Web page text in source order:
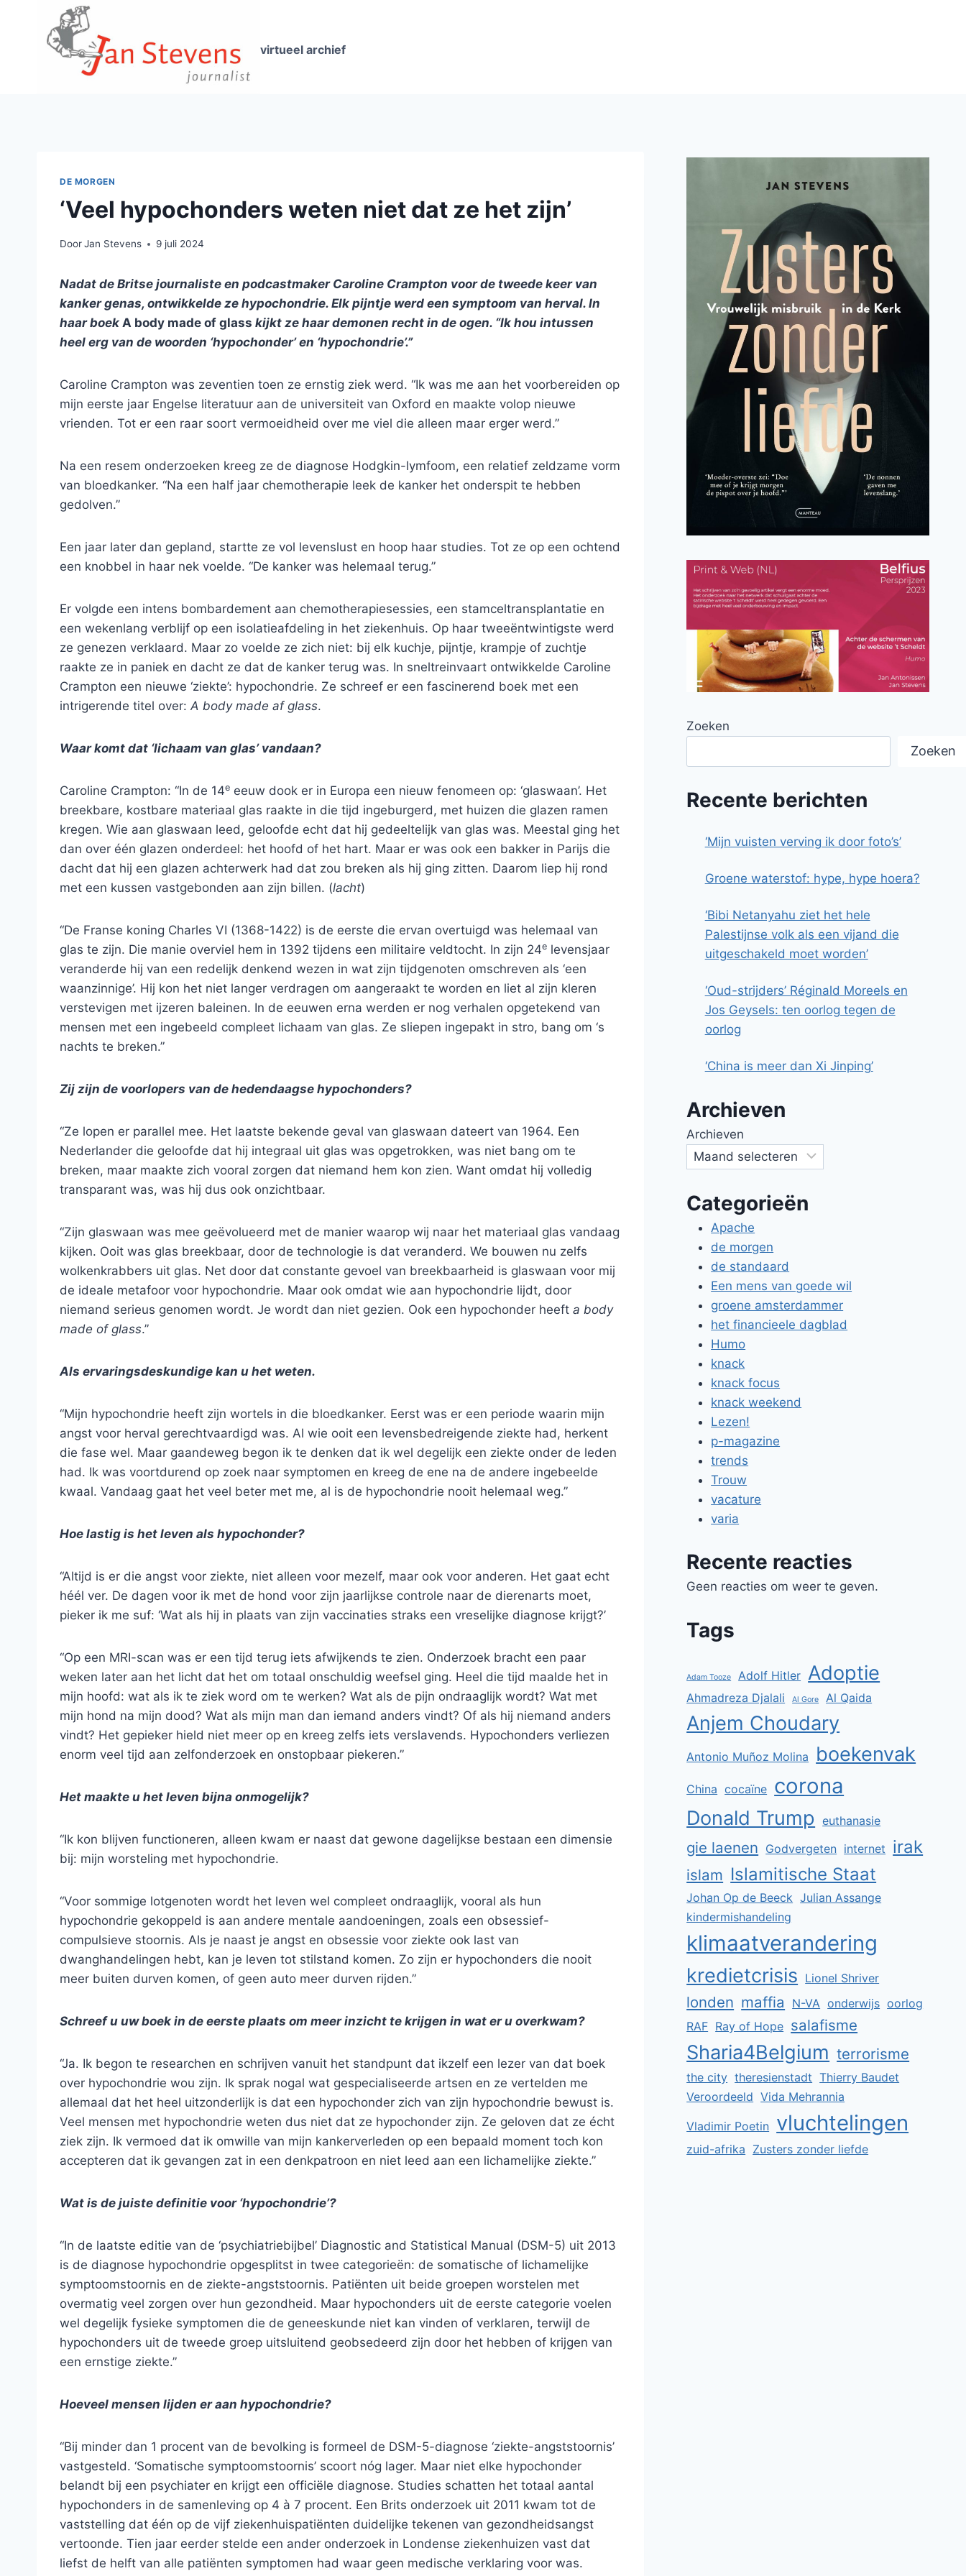
virtueel archief
DE MORGEN
‘Veel hypochonders weten niet dat ze het zijn’
DoorJan Stevens 9 juli 2024
Nadat de Britse journaliste en podcastmaker Caroline Crampton voor de tweede keer van
kanker genas, ontwikkelde ze hypochondrie. Elk pijntje werd een symptoom van herval. In
haar boek A body made of glass kijkt ze haar demonen recht in de ogen. “Ik hou intussen
heel erg van de woorden ‘hypochonder’ en ‘hypochondrie’.”
Caroline Crampton was zeventien toen ze ernstig ziek werd. “Ik was me aan het voorbereiden op
mijn eerste jaar Engelse literatuur aan de universiteit van Oxford en maakte volop nieuwe
vrienden. Tot er een raar soort vermoeidheid over me viel die alleen maar erger werd.”
Na een resem onderzoeken kreeg ze de diagnose Hodgkin-lymfoom, een relatief zeldzame vorm
van bloedkanker. “Na een half jaar chemotherapie leek de kanker het onderspit te hebben
gedolven.”
Een jaar later dan gepland, startte ze vol levenslust en hoop haar studies. Tot ze op een ochtend
een knobbel in haar nek voelde. “De kanker was helemaal terug.”
Er volgde een intens bombardement aan chemotherapiesessies, een stamceltransplantatie en
een wekenlang verblijf op een isolatieafdeling in het ziekenhuis. Op haar tweeëntwintigste werd
ze genezen verklaard. Maar zo voelde ze zich niet: bij elk kuchje, pijntje, krampje of zuchtje
raakte ze in paniek en dacht ze dat de kanker terug was. In sneltreinvaart ontwikkelde Caroline
Crampton een nieuwe ‘ziekte’: hypochondrie. Ze schreef er een fascinerend boek met een
intrigerende titel over: A body made af glass.
Waar komt dat ‘lichaam van glas’ vandaan?
Caroline Crampton: “In de 14e eeuw dook er in Europa een nieuw fenomeen op: ‘glaswaan’. Het
breekbare, kostbare materiaal glas raakte in die tijd ingeburgerd, met huizen die glazen ramen
kregen. Wie aan glaswaan leed, geloofde echt dat hij gedeeltelijk van glas was. Meestal ging het
dan over één glazen onderdeel: het hoofd of het hart. Maar er was ook een bakker in Parijs die
dacht dat hij een glazen achterwerk had dat zou breken als hij ging zitten. Daarom liep hij rond
met een kussen vastgebonden aan zijn billen. (lacht)
“De Franse koning Charles VI (1368-1422) is de eerste die ervan overtuigd was helemaal van
glas te zijn. Die manie overviel hem in 1392 tijdens een militaire veldtocht. In zijn 24e levensjaar
veranderde hij van een redelijk denkend wezen in wat zijn tijdgenoten omschreven als ‘een
waanzinnige’. Hij kon het niet langer verdragen om aangeraakt te worden en liet al zijn kleren
verstevigen met ijzeren baleinen. In de eeuwen erna werden er nog verhalen opgetekend van
mensen met een ingebeeld compleet lichaam van glas. Ze sliepen ingepakt in stro, bang om ‘s
nachts te breken.”
Zij zijn de voorlopers van de hedendaagse hypochonders?
“Ze lopen er parallel mee. Het laatste bekende geval van glaswaan dateert van 1964. Een
Nederlander die geloofde dat hij integraal uit glas was opgetrokken, was niet bang om te
breken, maar maakte zich vooral zorgen dat niemand hem kon zien. Want omdat hij volledig
transparant was, was hij dus ook onzichtbaar.
“Zijn glaswaan was mee geëvolueerd met de manier waarop wij naar het materiaal glas vandaag
kijken. Ooit was glas breekbaar, door de technologie is dat veranderd. We bouwen nu zelfs
wolkenkrabbers uit glas. Net door dat constante gevoel van breekbaarheid is glaswaan voor mij
de ideale metafoor voor hypochondrie. Maar ook omdat wie aan hypochondrie lijdt, door
niemand serieus genomen wordt. Je wordt dan niet gezien. Ook een hypochonder heeft a body
made of glass.”
Als ervaringsdeskundige kan u het weten.
“Mijn hypochondrie heeft zijn wortels in die bloedkanker. Eerst was er een periode waarin mijn
angst voor herval gerechtvaardigd was. Al wie ooit een levensbedreigende ziekte had, herkent
die fase wel. Maar gaandeweg begon ik te denken dat ik wel degelijk een ziekte onder de leden
had. Ik was voortdurend op zoek naar symptomen en kreeg de ene na de andere ingebeelde
kwaal. Vandaag gaat het veel beter met me, al is de hypochondrie nooit helemaal weg.”
Hoe lastig is het leven als hypochonder?
“Altijd is er die angst voor ziekte, niet alleen voor mezelf, maar ook voor anderen. Het gaat echt
héél ver. De dagen voor ik met de hond voor zijn jaarlijkse controle naar de dierenarts moet,
pieker ik me suf: ‘Wat als hij in plaats van zijn vaccinaties straks een vreselijke diagnose krijgt?’
“Op een MRI-scan was er een tijd terug iets afwijkends te zien. Onderzoek bracht een paar
weken later aan het licht dat het om totaal onschuldig weefsel ging. Heel die tijd maalde het in
mijn hoofd: wat als ik te ziek word om te werken? Wat als de pijn ondraaglijk wordt? Wat met
mijn hond na mijn dood? Wat als mijn man dan iemand anders vindt? Of als hij niemand anders
vindt? Het gepieker hield niet meer op en kreeg zelfs iets verslavends. Hypochonders verliezen
enorm veel tijd aan zelfonderzoek en onstopbaar piekeren.”
Het maakte u het leven bijna onmogelijk?
“Ik kon blijven functioneren, alleen kwam er naast dat gewone dagelijkse bestaan een dimensie
bij: mijn worsteling met hypochondrie.
“Voor sommige lotgenoten wordt het leven wel compleet ondraaglijk, vooral als hun
hypochondrie gekoppeld is aan andere mentale aandoeningen, zoals een obsessief-
compulsieve stoornis. Als je naast je angst en obsessie voor ziekte ook last van
dwanghandelingen hebt, kan je leven tot stilstand komen. Zo zijn er hypochonders die nooit
meer buiten durven komen, of geen auto meer durven rijden.”
Schreef u uw boek in de eerste plaats om meer inzicht te krijgen in wat er u overkwam?
“Ja. Ik begon te researchen en schrijven vanuit het standpunt dat ikzelf een lezer van dat boek
over hypochondrie wou zijn. Ik sprak nogal wat gespecialiseerde artsen en ze vertelden me
allemaal dat het heel uitzonderlijk is dat een hypochonder zich van zijn hypochondrie bewust is.
Veel mensen met hypochondrie weten dus niet dat ze hypochonder zijn. Ze geloven dat ze écht
ziek zijn. Ik vermoed dat ik omwille van mijn kankerverleden op een bepaald moment toch kon
accepteren dat ik gevangen zat in een denkpatroon en niet leed aan een lichamelijke ziekte.”
Wat is de juiste definitie voor ‘hypochondrie’?
“In de laatste editie van de ‘psychiatriebijbel’ Diagnostic and Statistical Manual (DSM-5) uit 2013
is de diagnose hypochondrie opgesplitst in twee categorieën: de somatische of lichamelijke
symptoomstoornis en de ziekte-angststoornis. Patiënten uit beide groepen worstelen met
overmatig veel zorgen over hun gezondheid. Maar hypochonders uit de eerste categorie voelen
wel degelijk fysieke symptomen die de geneeskunde niet kan vinden of verklaren, terwijl de
hypochonders uit de tweede groep uitsluitend geobsedeerd zijn door het hebben of krijgen van
een ernstige ziekte.”
Hoeveel mensen lijden er aan hypochondrie?
“Bij minder dan 1 procent van de bevolking is formeel de DSM-5-diagnose ‘ziekte-angststoornis’
vastgesteld. ‘Somatische symptoomstoornis’ scoort nóg lager. Maar niet elke hypochonder
belandt bij een psychiater en krijgt een officiële diagnose. Studies schatten het totaal aantal
hypochonders in de samenleving op 4 à 7 procent. Een Brits onderzoek uit 2011 kwam tot de
vaststelling dat één op de vijf ziekenhuispatiënten duidelijke tekenen van gezondheidsangst
vertoonde. Tien jaar eerder stelde een ander onderzoek in Londense ziekenhuizen vast dat
liefst de helft van alle patiënten symptomen had waar geen medische verklaring voor was.
Zoeken
Zoeken
Recente berichten
‘Mijn vuisten verving ik door foto’s’
Groene waterstof: hype, hype hoera?
‘Bibi Netanyahu ziet het hele
Palestijnse volk als een vijand die
uitgeschakeld moet worden’
‘Oud-strijders’ Réginald Moreels en
Jos Geysels: ten oorlog tegen de
oorlog
‘China is meer dan Xi Jinping’
Archieven
Archieven
Categorieën
Apache
de morgen
de standaard
Een mens van goede wil
groene amsterdammer
het financieele dagblad
Humo
knack
knack focus
knack weekend
Lezen!
p-magazine
trends
Trouw
vacature
varia
Recente reacties
Geen reacties om weer te geven.
Tags
Adam Tooze Adolf Hitler Adoptie
Ahmadreza Djalali Al Gore Al Qaida
Anjem Choudary
Antonio Muñoz Molina boekenvak
China cocaïne corona
Donald Trump euthanasie
gie laenen Godvergeten internet irak
islam Islamitische Staat
Johan Op de Beeck Julian Assange
kindermishandeling
klimaatverandering
kredietcrisis Lionel Shriver
londen maffia N-VA onderwijs oorlog
RAF Ray of Hope salafisme
Sharia4Belgium terrorisme
the city theresienstadt Thierry Baudet
Veroordeeld Vida Mehrannia
Vladimir Poetin vluchtelingen
zuid-afrika Zusters zonder liefde